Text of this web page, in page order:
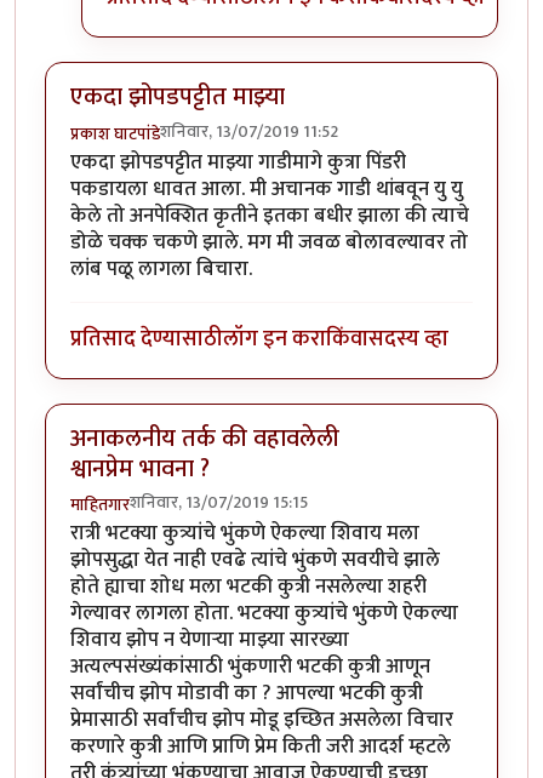
एकदा झोपडपट्टीत माझ्या
प्रकाश घाटपांडेशनिवार, 13/07/2019 11:52
एकदा झोपडपट्टीत माझ्या गाडीमागे कुत्रा पिंडरी
पकडायला धावत आला. मी अचानक गाडी थांबवून यु यु
केले तो अनपेक्शित कृतीने इतका बधीर झाला की त्याचे
डोळे चक्क चकणे झाले. मग मी जवळ बोलावल्यावर तो
लांब पळू लागला बिचारा.
प्रतिसाद देण्यासाठीलॉग इन कराकिंवासदस्य व्हा
अनाकलनीय तर्क की वहावलेली
श्वानप्रेम भावना ?
माहितगारशनिवार, 13/07/2019 15:15
रात्री भटक्या कुत्र्यांचे भुंकणे ऐकल्या शिवाय मला
झोपसुद्धा येत नाही एवढे त्यांचे भुंकणे सवयीचे झाले
होते ह्याचा शोध मला भटकी कुत्री नसलेल्या शहरी
गेल्यावर लागला होता. भटक्या कुत्र्यांचे भुंकणे ऐकल्या
शिवाय झोप न येणार्‍या माझ्या सारख्या
अत्यल्पसंख्यंकांसाठी भुंकणारी भटकी कुत्री आणून
सर्वांचीच झोप मोडावी का ? आपल्या भटकी कुत्री
प्रेमासाठी सर्वांचीच झोप मोडू इच्छित असलेला विचार
करणारे कुत्री आणि प्राणि प्रेम किती जरी आदर्श म्हटले